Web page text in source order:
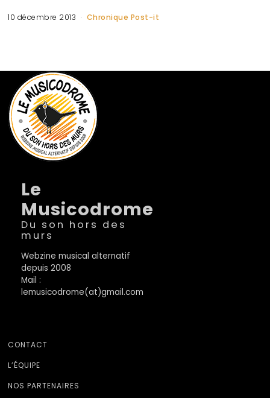
10 décembre 2013 Chronique Post-it
Le
Musicodrome
Du son hors des
murs
Webzine musical alternatif
depuis 2008
Mail :
lemusicodrome(at)gmail.com
CONTACT
L’ÉQUIPE
NOS PARTENAIRES